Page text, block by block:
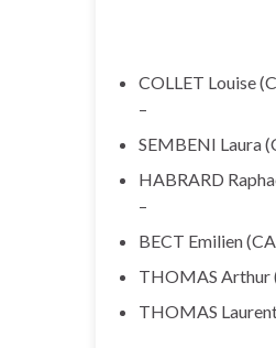
COLLET Louise
– 400m
SEMBENI Laura
HABRARD
–
BECT Emilien
THOMAS Arthur
THOMAS